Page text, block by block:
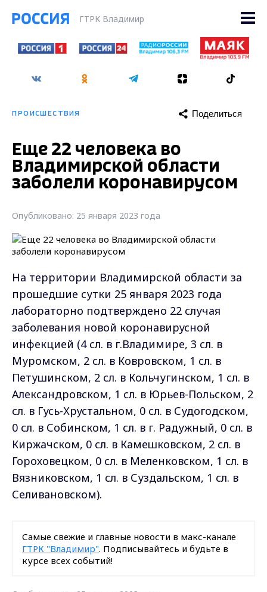
ГТРК Владимир
ПРОИСШЕСТВИЯ Поделиться
Еще 22 человека во
Владимирской области
заболели коронавирусом
Опубликовано: 25 января 2023 года
На территории Владимирской области за
прошедшие сутки 25 января 2023 года
лабораторно подтверждено 22 случая
заболевания новой коронавирусной
инфекцией (4 сл. в г.Владимире, 3 сл. в
Муромском, 2 сл. в Ковровском, 1 сл. в
Петушинском, 2 сл. в Кольчугинском, 1 сл. в
Александровском, 1 сл. в Юрьев-Польском, 2
сл. в Гусь-Хрустальном, 0 сл. в Судогодском,
0 сл. в Собинском, 1 сл. в г. Радужный, 0 сл. в
Киржачском, 0 сл. в Камешковском, 2 сл. в
Гороховецком, 0 сл. в Меленковском, 1 сл. в
Вязниковском, 1 сл. в Суздальском, 1 сл. в
Селивановском).
Самые свежие и главные новости в макс-канале
ГТРК "Владимир". Подписывайтесь и будьте в
курсе всех событий!